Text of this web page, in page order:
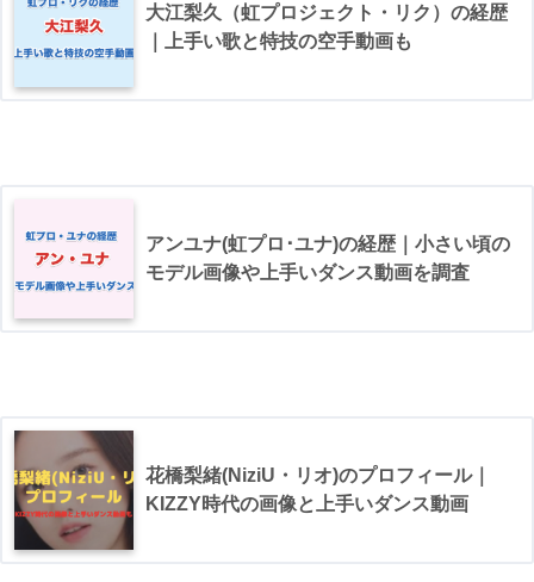
大江梨久（虹プロジェクト・リク）の経歴
｜上手い歌と特技の空手動画も
アンユナ(虹プロ･ユナ)の経歴｜小さい頃の
モデル画像や上手いダンス動画を調査
花橋梨緒(NiziU・リオ)のプロフィール｜
KIZZY時代の画像と上手いダンス動画